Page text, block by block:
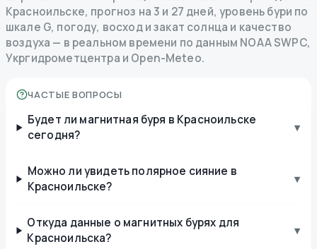
Красноильске, прогноз на 3 и 27 дней, уровень бури по
шкале G, погоду, восход и закат солнца и качество
воздуха — в реальном времени по данным NOAA SWPC,
Укргидрометцентра и Open-Meteo.
ЧАСТЫЕ ВОПРОСЫ
Будет ли магнитная буря в Красноильске
сегодня?
▾
Можно ли увидеть полярное сияние в
Красноильске?
▾
Откуда данные о магнитных бурях для
Красноильска?
▾